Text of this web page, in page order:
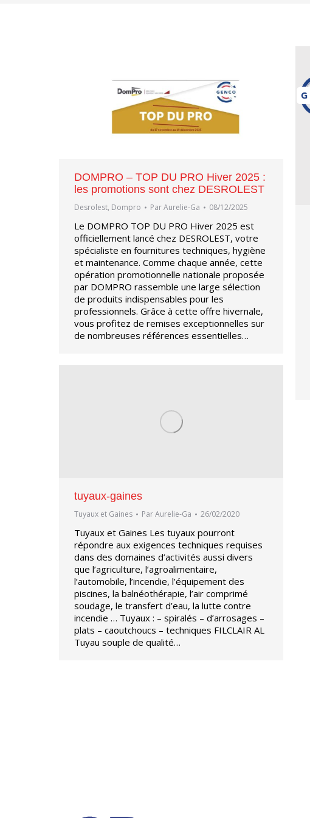
DOMPRO – TOP DU PRO Hiver 2025 :
les promotions sont chez DESROLEST
Desrolest, Dompro ParAurelie-Ga 08/12/2025
Le DOMPRO TOP DU PRO Hiver 2025 est
officiellement lancé chez DESROLEST, votre
spécialiste en fournitures techniques, hygiène
et maintenance. Comme chaque année, cette
opération promotionnelle nationale proposée
par DOMPRO rassemble une large sélection
de produits indispensables pour les
professionnels. Grâce à cette offre hivernale,
vous profitez de remises exceptionnelles sur
de nombreuses références essentielles…
tuyaux-gaines
Tuyaux et Gaines ParAurelie-Ga 26/02/2020
Tuyaux et Gaines Les tuyaux pourront
répondre aux exigences techniques requises
dans des domaines d’activités aussi divers
que l’agriculture, l’agroalimentaire,
l’automobile, l’incendie, l’équipement des
piscines, la balnéothérapie, l’air comprimé
soudage, le transfert d’eau, la lutte contre
incendie … Tuyaux : – spiralés – d’arrosages –
plats – caoutchoucs – techniques FILCLAIR AL
Tuyau souple de qualité…